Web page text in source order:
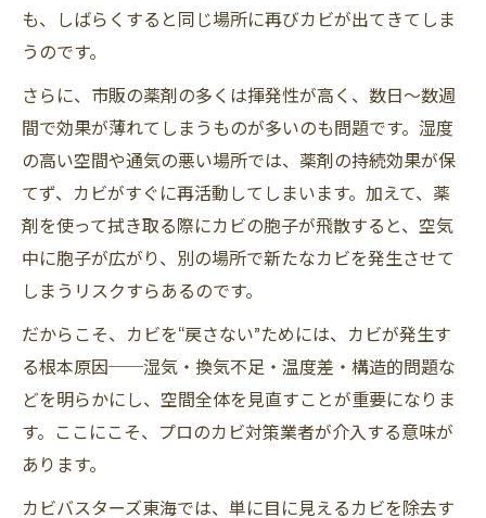
も、しばらくすると同じ場所に再びカビが出てきてしま
うのです。
さらに、市販の薬剤の多くは揮発性が高く、数日〜数週
間で効果が薄れてしまうものが多いのも問題です。湿度
の高い空間や通気の悪い場所では、薬剤の持続効果が保
てず、カビがすぐに再活動してしまいます。加えて、薬
剤を使って拭き取る際にカビの胞子が飛散すると、空気
中に胞子が広がり、別の場所で新たなカビを発生させて
しまうリスクすらあるのです。
だからこそ、カビを“戻さない”ためには、カビが発生す
る根本原因──湿気・換気不足・温度差・構造的問題な
どを明らかにし、空間全体を見直すことが重要になりま
す。ここにこそ、プロのカビ対策業者が介入する意味が
あります。
カビバスターズ東海では、単に目に見えるカビを除去す